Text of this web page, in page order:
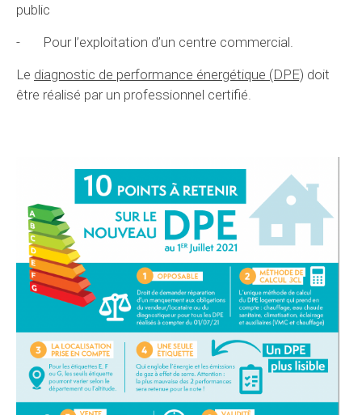
public
- Pour l’exploitation d’un centre commercial.
Le diagnostic de performance énergétique (DPE) doit
être réalisé par un professionnel certifié.